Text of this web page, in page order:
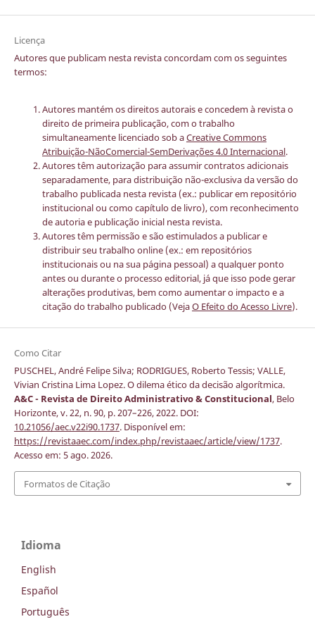
Licença
Autores que publicam nesta revista concordam com os seguintes
termos:
Autores mantém os direitos autorais e concedem à revista o
direito de primeira publicação, com o trabalho
simultaneamente licenciado sob aCreative Commons
Atribuição-NãoComercial-SemDerivações 4.0 Internacional.
Autores têm autorização para assumir contratos adicionais
separadamente, para distribuição não-exclusiva da versão do
trabalho publicada nesta revista (ex.: publicar em repositório
institucional ou como capítulo de livro), com reconhecimento
de autoria e publicação inicial nesta revista.
Autores têm permissão e são estimulados a publicar e
distribuir seu trabalho online (ex.: em repositórios
institucionais ou na sua página pessoal) a qualquer ponto
antes ou durante o processo editorial, já que isso pode gerar
alterações produtivas, bem como aumentar o impacto e a
citação do trabalho publicado (VejaO Efeito do Acesso Livre).
Como Citar
PUSCHEL, André Felipe Silva; RODRIGUES, Roberto Tessis; VALLE,
Vivian Cristina Lima Lopez. O dilema ético da decisão algorítmica.
A&C - Revista de Direito Administrativo & Constitucional, Belo
Horizonte, v. 22, n. 90, p. 207–226, 2022. DOI:
10.21056/aec.v22i90.1737. Disponível em:
https://revistaaec.com/index.php/revistaaec/article/view/1737.
Acesso em: 5 ago. 2026.
Formatos de Citação
Idioma
English
Español
Português